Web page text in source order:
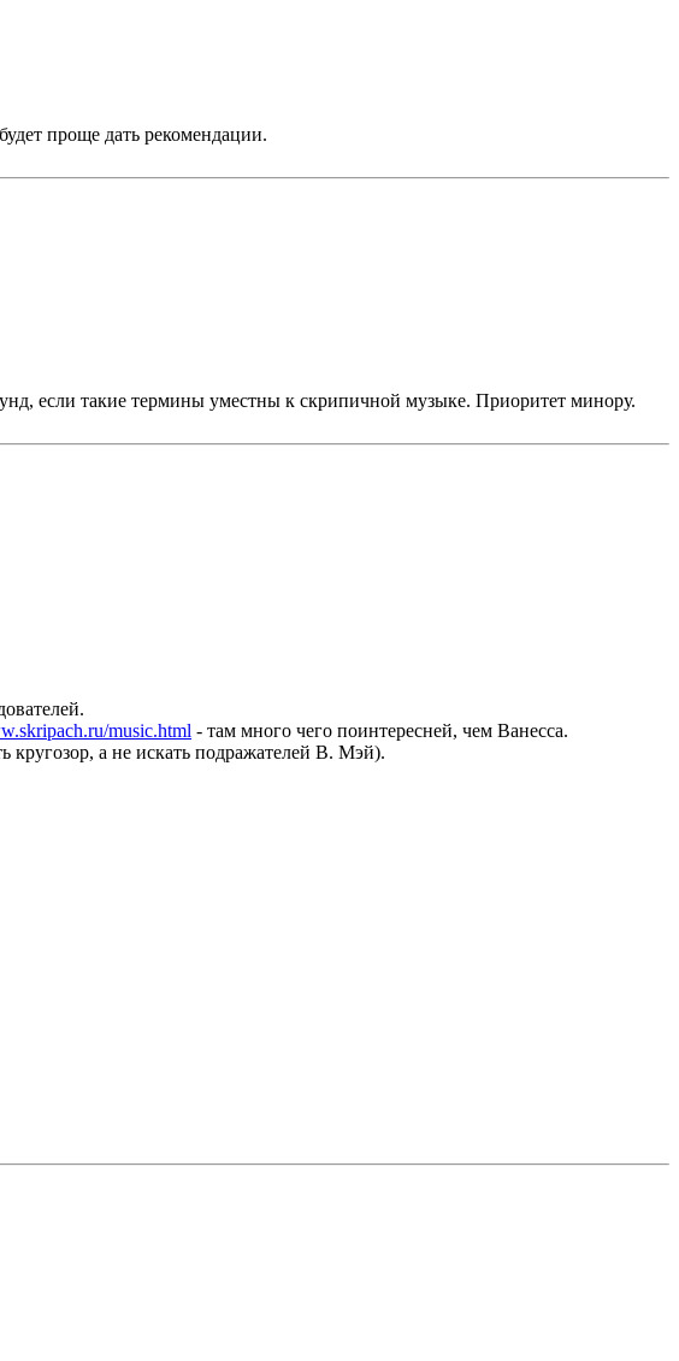
проще дать рекомендации.
если такие термины уместны к скрипичной музыке. Приоритет минору.
music.html - там много чего поинтересней, чем Ванесса.
кругозор, а не искать подражателей В. Мэй).